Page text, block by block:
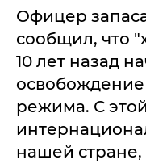
Офицер
сообщил, что
10 лет назад
режима. С
нашей